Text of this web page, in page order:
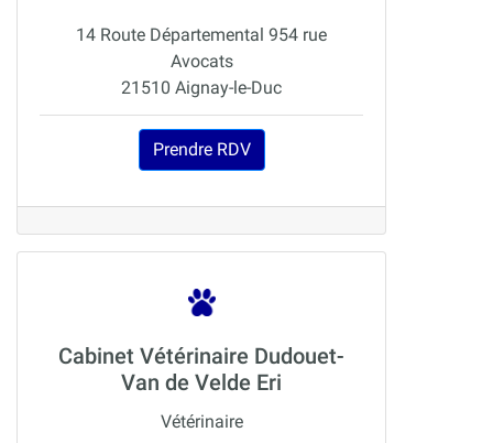
14 Route Départemental 954 rue
Avocats
21510 Aignay-le-Duc
Prendre RDV
Cabinet Vétérinaire Dudouet-
Van de Velde Eri
Vétérinaire